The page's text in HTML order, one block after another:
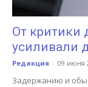
От критики
усиливали
Редакция - 09 июня
Задержанию и